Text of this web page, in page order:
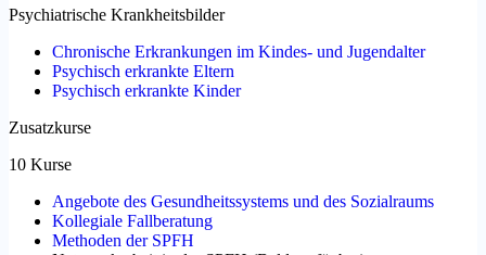
Psychiatrische Krankheitsbilder
Chronische Erkrankungen im Kindes- und Jugendalter
Psychisch erkrankte Eltern
Psychisch erkrankte Kinder
Zusatzkurse
10 Kurse
Angebote des Gesundheitssystems und des Sozialraums
Kollegiale Fallberatung
Methoden der SPFH